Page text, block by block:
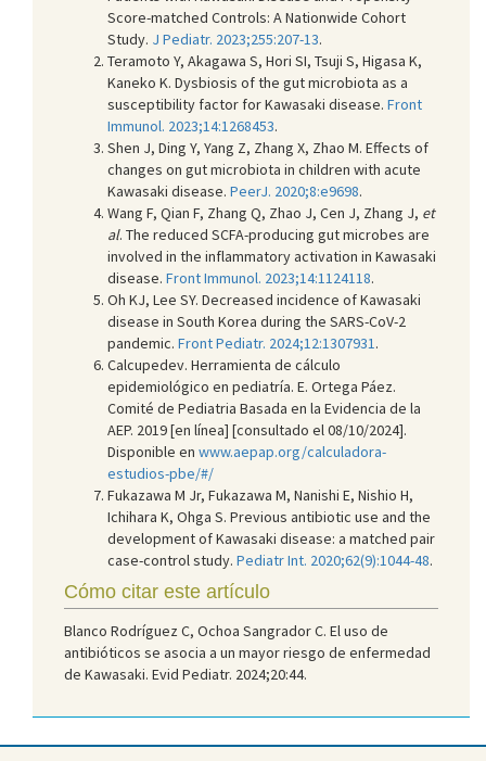
Score-matched Controls: A Nationwide Cohort
Study. J Pediatr. 2023;255:207-13.
Teramoto Y, Akagawa S, Hori SI, Tsuji S, Higasa K,
Kaneko K. Dysbiosis of the gut microbiota as a
susceptibility factor for Kawasaki disease. Front
Immunol. 2023;14:1268453.
Shen J, Ding Y, Yang Z, Zhang X, Zhao M. Effects of
changes on gut microbiota in children with acute
Kawasaki disease. PeerJ. 2020;8:e9698.
Wang F, Qian F, Zhang Q, Zhao J, Cen J, Zhang J, et
al. The reduced SCFA-producing gut microbes are
involved in the inflammatory activation in Kawasaki
disease. Front Immunol. 2023;14:1124118.
Oh KJ, Lee SY. Decreased incidence of Kawasaki
disease in South Korea during the SARS-CoV-2
pandemic. Front Pediatr. 2024;12:1307931 .
Calcupedev. Herramienta de cálculo
epidemiológico en pediatría. E. Ortega Páez.
Comité de Pediatria Basada en la Evidencia de la
AEP. 2019 [en línea] [consultado el 08/10/2024].
Disponible en www.aepap.org/calculadora-
estudios-pbe/#/
Fukazawa M Jr, Fukazawa M, Nanishi E, Nishio H,
Ichihara K, Ohga S. Previous antibiotic use and the
development of Kawasaki disease: a matched pair
case-control study. Pediatr Int. 2020;62(9):1044-48.
Cómo citar este artículo
Blanco Rodríguez C, Ochoa Sangrador C. El uso de
antibióticos se asocia a un mayor riesgo de enfermedad
de Kawasaki. Evid Pediatr. 2024;20:44.